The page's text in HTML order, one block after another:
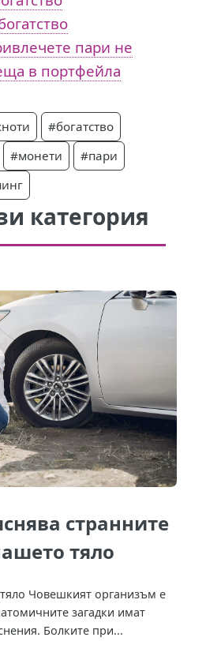
пари не
в портфейла
#богатство
#монети
#пари
категория
странните
тяло
Човешкият организъм е
загадки имат
Болките при...